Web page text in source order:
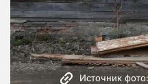
Источник